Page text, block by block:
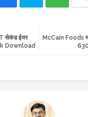
tte ats
McCain Foods
सेकंड ईयर
Download